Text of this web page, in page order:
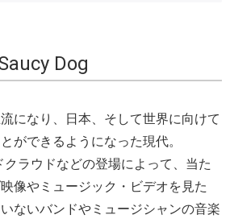
Dog
になり、日本、そして世界に向けて
ができるようになった現代。
ラウドなどの登場によって、当た
像やミュージック・ビデオを見た
ないバンドやミュージシャンの音楽